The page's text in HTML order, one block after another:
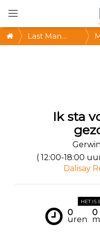
Last Man
Ik sta
( 12:00-18:00
Dalisay
HET IS
0
uren
0